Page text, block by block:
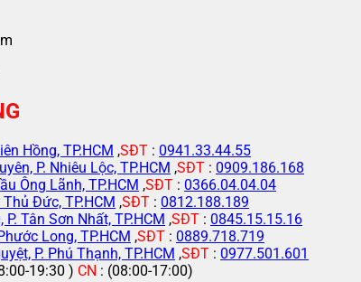
Hồng, TP.HCM ,SĐT : 0941.33.44.55
P. Nhiêu Lộc, TP.HCM ,SĐT : 0909.186.168
Ông Lãnh, TP.HCM ,SĐT : 0366.04.04.04
Đức, TP.HCM ,SĐT : 0812.188.189
Tân Sơn Nhất, TP.HCM ,SĐT : 0845.15.15.16
Long, TP.HCM ,SĐT : 0889.718.719
P. Phú Thạnh, TP.HCM ,SĐT : 0977.501.601
19:30 ) CN : (08:00-17:00)